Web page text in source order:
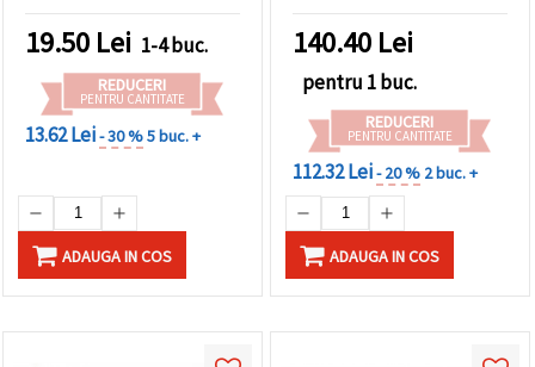
Bijuterii și Accesorii Craft
Mici
19.50 Lei 1-4 buc.
REDUCERI
PENTRU CANTITATE
13.62 Lei- 30 %5 buc. +
ADAUGA IN COS
pictură cu diamante, 12
piese
140.40 Lei
pentru 1 buc.
REDUCERI
PENTRU CANTITATE
112.32 Lei- 20 % 2 buc. +
ADAUGA IN COS